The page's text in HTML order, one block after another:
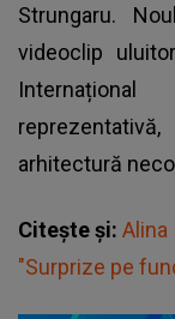
Strungaru.
videoclip
arhitectură
Citește și:Alina
"Surprize pe